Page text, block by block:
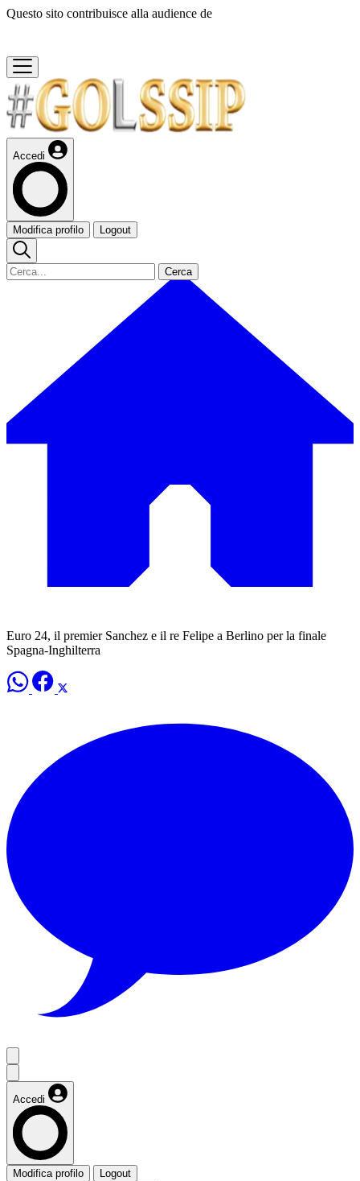
Questo sito contribuisce alla audience de
Accedi
Modifica profilo Logout
Cerca
Euro 24, il premier Sanchez e il re Felipe a Berlino per la finale
Spagna-Inghilterra
Accedi
Modifica profilo Logout